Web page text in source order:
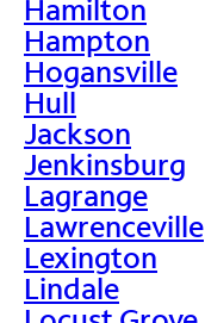
Hamilton
Hampton
Hogansville
Hull
Jackson
Jenkinsburg
Lagrange
Lawrenceville
Lexington
Lindale